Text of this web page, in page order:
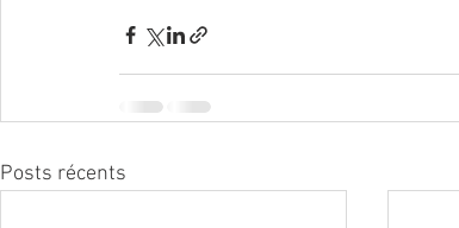
Posts récents